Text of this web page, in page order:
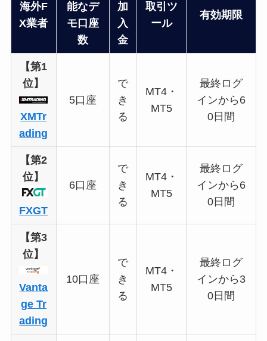
海外F
X業者
能なデ
モ口座
数
加
入
金
取引ツ
ール
有効期限
【第1
位】
XMTr
ading
5口座
で
き
る
MT4・
MT5
最終ログ
インから6
0日間
【第2
位】
FXGT
6口座
で
き
る
MT4・
MT5
最終ログ
インから6
0日間
【第3
位】
Vanta
ge Tr
ading
10口座
で
き
る
MT4・
MT5
最終ログ
インから3
0日間